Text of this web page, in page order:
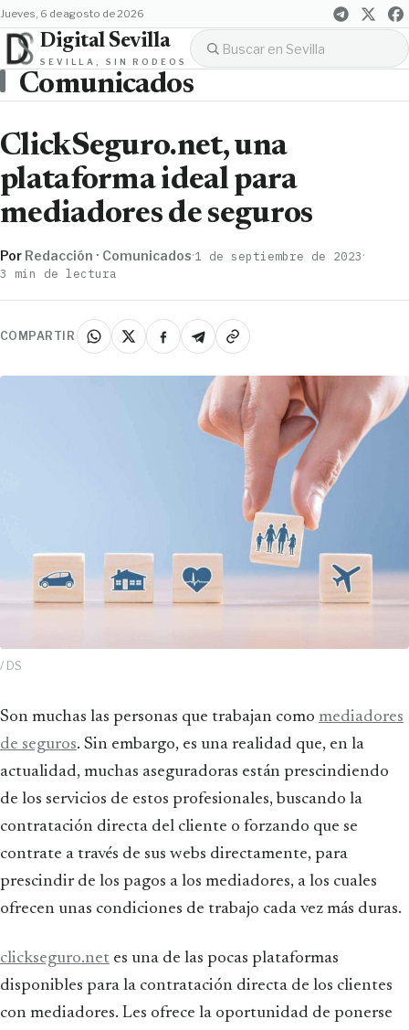
jueves, 6 de agosto de 2026
Digital Sevilla
SEVILLA, SIN RODEOS
Comunicados
ClickSeguro.net, una
plataforma ideal para
mediadores de seguros
Por Redacción · Comunicados·1 de septiembre de 2023·
3 min de lectura
COMPARTIR
/ DS
Son muchas las personas que trabajan como mediadores
de seguros. Sin embargo, es una realidad que, en la
actualidad, muchas aseguradoras están prescindiendo
de los servicios de estos profesionales, buscando la
contratación directa del cliente o forzando que se
contrate a través de sus webs directamente, para
prescindir de los pagos a los mediadores, a los cuales
ofrecen unas condiciones de trabajo cada vez más duras.
clickseguro.net es una de las pocas plataformas
disponibles para la contratación directa de los clientes
con mediadores. Les ofrece la oportunidad de ponerse